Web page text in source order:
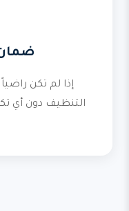
ضمان
إذا لم تكن
التنظيف دون أي